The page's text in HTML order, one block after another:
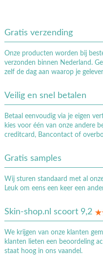
Gratis verzending
Onze producten worden bij
verzonden binnen Nederland.
zelf de dag aan waarop je
Veilig en snel betalen
Betaal eenvoudig via je eigen
kies voor één van onze andere
creditcard, Bancontact of
Gratis samples
Wij sturen standaard met al
Leuk om eens een keer een
Skin-shop.nl scoort 9,2
We krijgen van onze klanten
klanten lieten een beoordeling
staat hoog in ons vaandel.